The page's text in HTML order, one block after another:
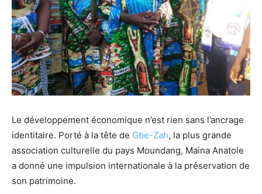
Le développement économique n’est rien sans l’ancrage
identitaire. Porté à la tête de Gbe-Zah, la plus grande
association culturelle du pays Moundang, Maina Anatole
a donné une impulsion internationale à la préservation de
son patrimoine.